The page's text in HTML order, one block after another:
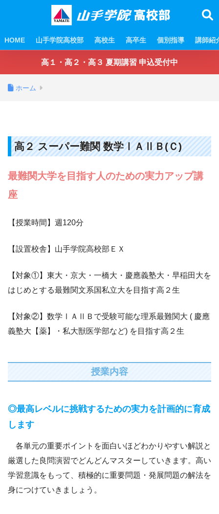
HOME 山手学院高校部 高校生 高卒生 個別指導 講師紹
高１・高２・高３ 夏期講習 申込受付中
ホーム
高２ スーパー難関 数学ⅠＡⅡＢ(Ｃ)
最難関大学を目指す人のための実力アップ講
座
【授業時間】週120分
【設置校舎】山手学院高校部ＥＸ
【対象①】東大・京大・一橋大・慶應義塾大・早稲田大を
はじめとする最難関文系国私立大を目指す高２生
【対象②】数学ⅠＡⅡＢで受験可能な理系最難関大 ( 慶應
義塾大【薬】・私大獣医学部など) を目指す高２生
授業内容
◎最高レベルに挑戦するための実力を計画的に育成
します
各単元の重要ポイントを面白いほどわかりやすい解説と
厳選した良問演習でどんどんマスターしていきます。高い
学習意識をもって、積極的に重要問題・発展問題の解法を
身につけていきましょう。